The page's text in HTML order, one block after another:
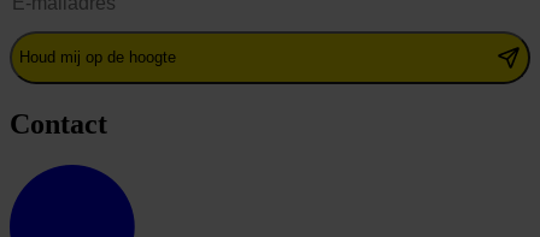
Houd mij op de hoogte
Contact